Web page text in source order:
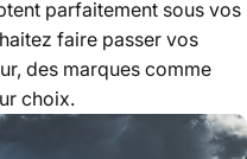
parfaitement sous vos
faire passer vos
des marques comme
choix.